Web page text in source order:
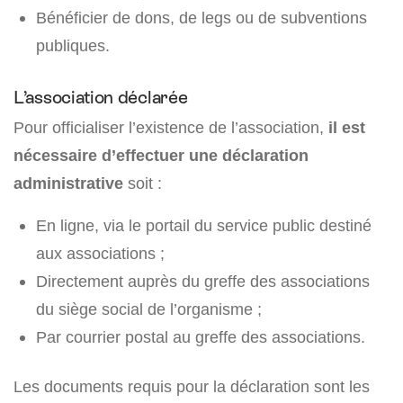
Bénéficier de dons, de legs ou de subventions
publiques.
L’association déclarée
Pour officialiser l’existence de l’association, il est
nécessaire d’effectuer une déclaration
administrative soit :
En ligne, via le portail du service public destiné
aux associations ;
Directement auprès du greffe des associations
du siège social de l’organisme ;
Par courrier postal au greffe des associations.
Les documents requis pour la déclaration sont les